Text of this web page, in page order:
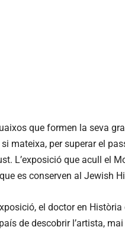
que formen la seva
mateixa, per superar el
L’exposició que acull el
es conserven al Jewish
el doctor en
de descobrir l’artista,